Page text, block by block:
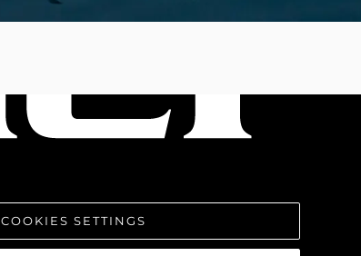
COOKIES SETTINGS